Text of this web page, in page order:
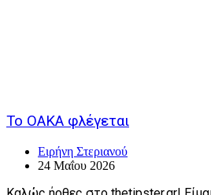
Το ΟΑΚΑ φλέγεται
Ειρήνη Στεριανού
24 Μαΐου 2026